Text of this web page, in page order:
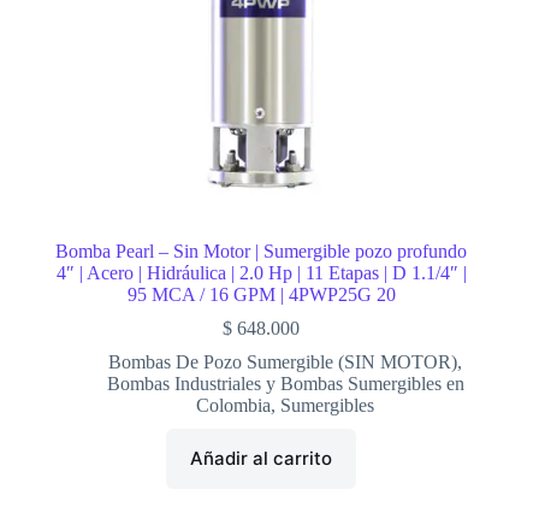
Bomba Pearl – Sin Motor | Sumergible pozo profundo
4″ | Acero | Hidráulica | 2.0 Hp | 11 Etapas | D 1.1/4″ |
95 MCA / 16 GPM | 4PWP25G 20
$ 648.000
Bombas De Pozo Sumergible (SIN MOTOR),
Bombas Industriales y Bombas Sumergibles en
Colombia, Sumergibles
Añadir al carrito